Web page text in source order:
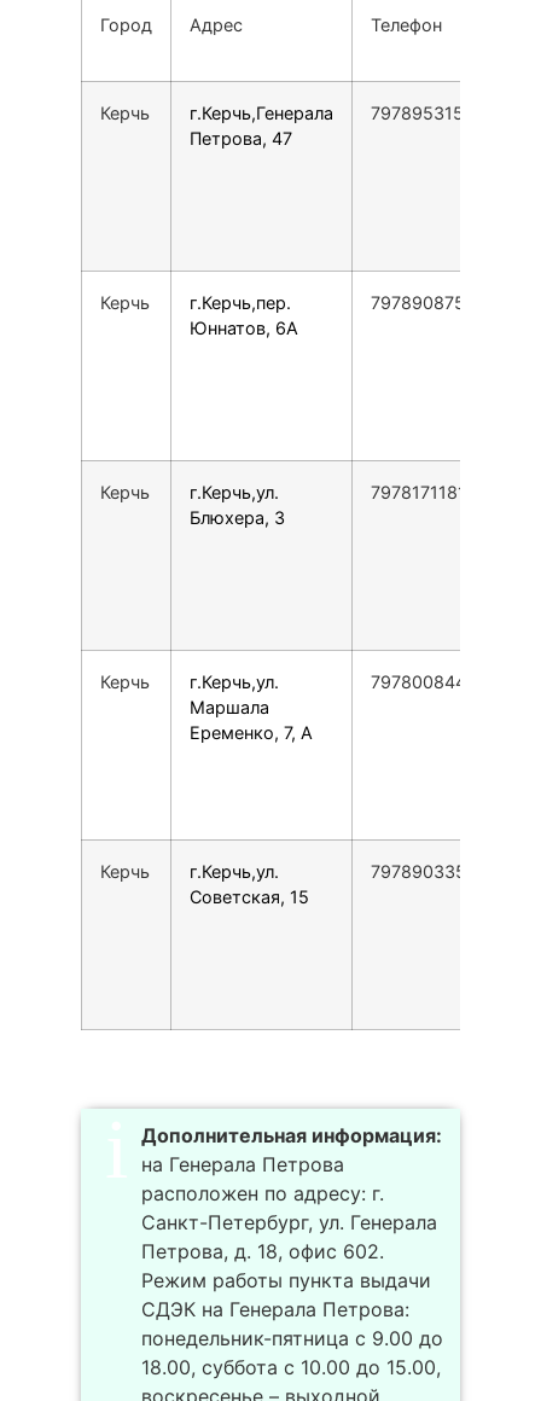
Город Адрес Телефон
Керчь
г.Керчь,Генерала
Петрова, 47
79789531505
Керчь
г.Керчь,пер.
Юннатов, 6А
79789087596
Керчь
г.Керчь,ул.
Блюхера, 3
79781711813
Керчь
г.Керчь,ул.
Маршала
Еременко, 7, А
79780084453
Керчь
г.Керчь,ул.
Советская, 15
79789033555
Дополнительная информация:
на Генерала Петрова
расположен по адресу: г.
Санкт-Петербург, ул. Генерала
Петрова, д. 18, офис 602.
Режим работы пункта выдачи
СДЭК на Генерала Петрова:
понедельник-пятница с 9.00 до
18.00, суббота с 10.00 до 15.00,
воскресенье – выходной.